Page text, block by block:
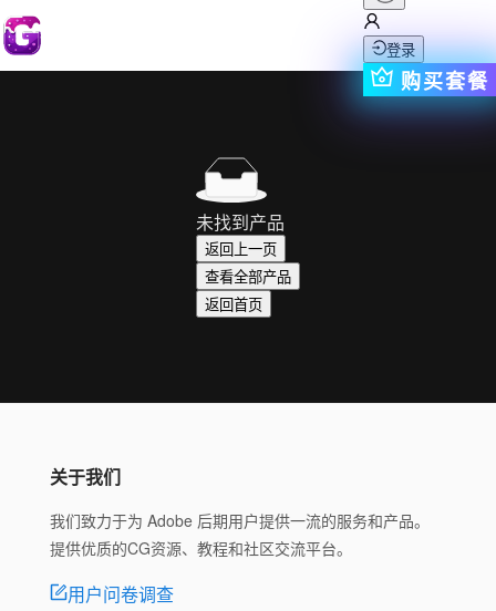
登录
购买套餐
未找到产品
返回上一页
查看全部产品
返回首页
关于我们
我们致力于为 Adobe 后期用户提供一流的服务和产品。
提供优质的CG资源、教程和社区交流平台。
用户问卷调查